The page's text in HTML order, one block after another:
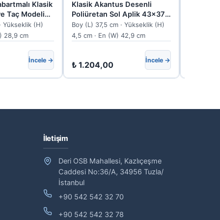
Klasik
Taç Modeli
Yükseklik (H)
28,9 cm
İncele →
Klasik Akantus Desenli
Poliüretan Sol Aplik 43x37
cm
Boy (L) 37,5 cm · Yükseklik (H)
4,5 cm · En (W) 42,9 cm
₺ 1.204,00 İncele →
İletişim
Deri OSB Mahallesi, Kazlıçeşme
Caddesi No:36/A, 34956 Tuzla/
İstanbul
+90 542 542 32 70
+90 542 542 32 78